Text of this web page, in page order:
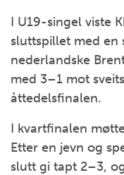
I U19-singel viste
sluttspillet med en
nederlandske
med 3–1 mot
åttedelsfinalen.
I kvartfinalen
Etter en jevn og
slutt gi tapt 2–3,